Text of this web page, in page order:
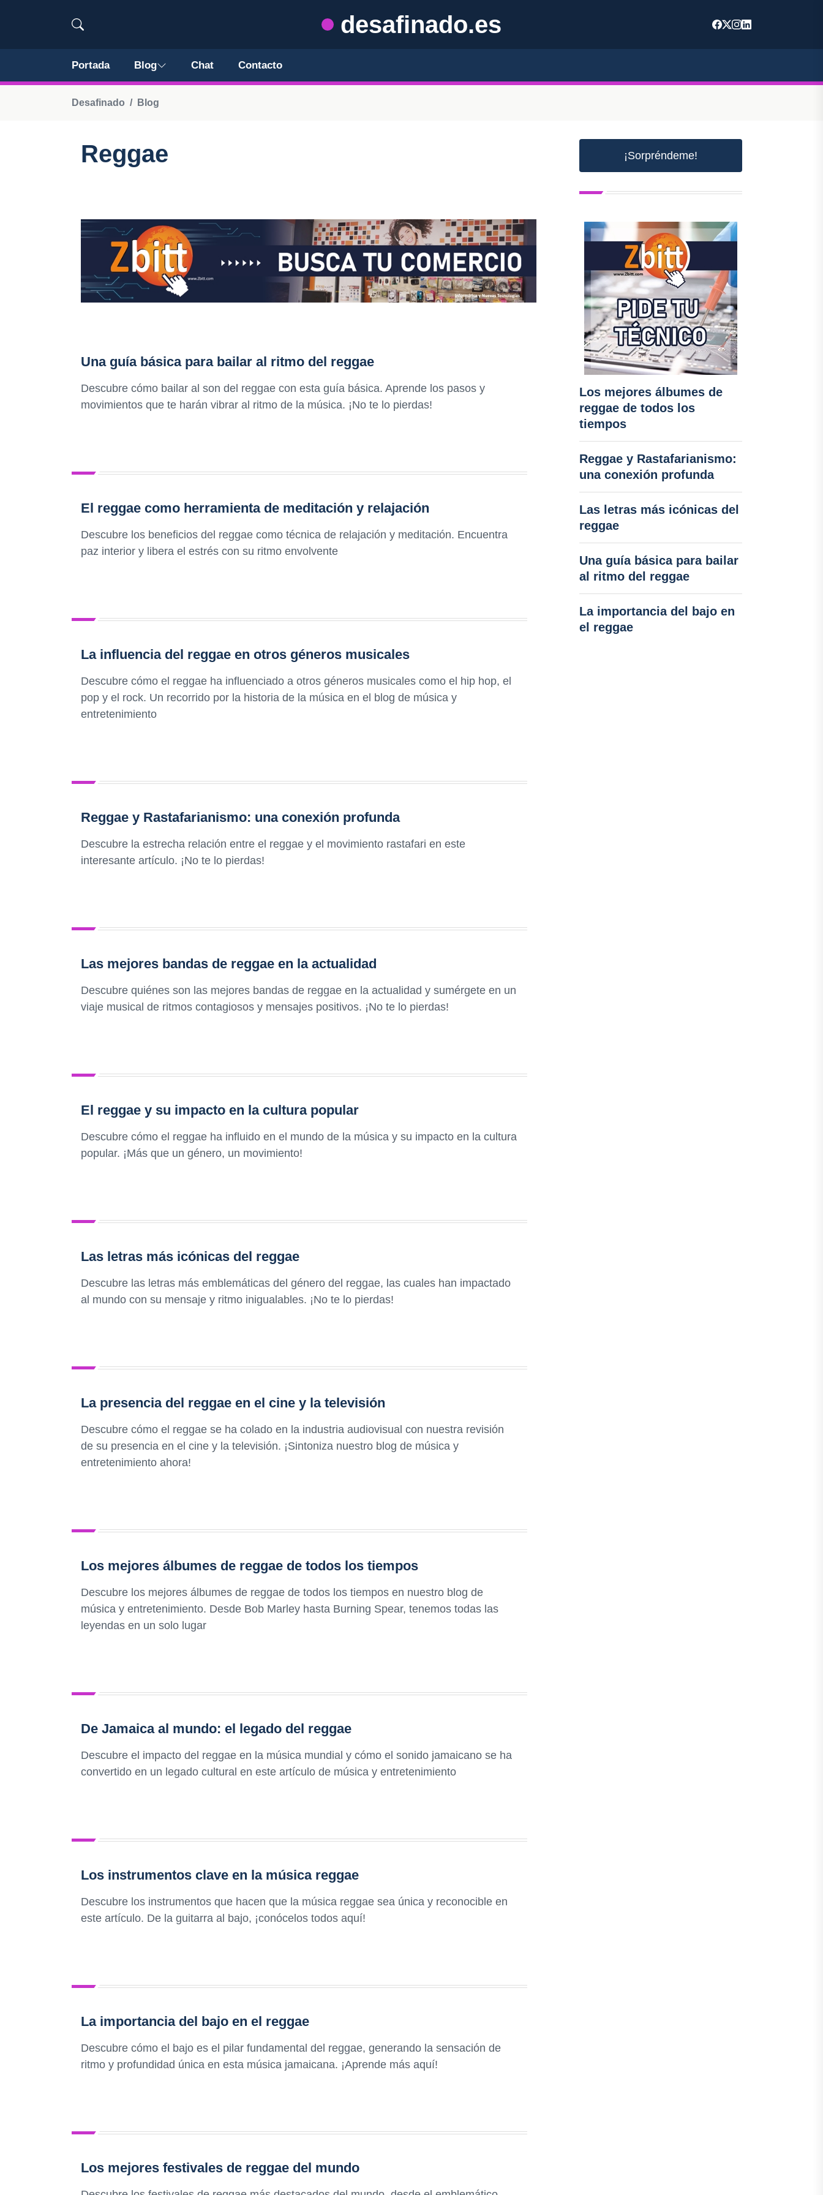
desafinado.es
Portada Blog Chat Contacto
Desafinado Blog
Reggae
Una guía básica para bailar al ritmo del reggae
Descubre cómo bailar al son del reggae con esta guía básica. Aprende los pasos y
movimientos que te harán vibrar al ritmo de la música. ¡No te lo pierdas!
El reggae como herramienta de meditación y relajación
Descubre los beneficios del reggae como técnica de relajación y meditación. Encuentra
paz interior y libera el estrés con su ritmo envolvente
La influencia del reggae en otros géneros musicales
Descubre cómo el reggae ha influenciado a otros géneros musicales como el hip hop, el
pop y el rock. Un recorrido por la historia de la música en el blog de música y
entretenimiento
Reggae y Rastafarianismo: una conexión profunda
Descubre la estrecha relación entre el reggae y el movimiento rastafari en este
interesante artículo. ¡No te lo pierdas!
Las mejores bandas de reggae en la actualidad
Descubre quiénes son las mejores bandas de reggae en la actualidad y sumérgete en un
viaje musical de ritmos contagiosos y mensajes positivos. ¡No te lo pierdas!
El reggae y su impacto en la cultura popular
Descubre cómo el reggae ha influido en el mundo de la música y su impacto en la cultura
popular. ¡Más que un género, un movimiento!
Las letras más icónicas del reggae
Descubre las letras más emblemáticas del género del reggae, las cuales han impactado
al mundo con su mensaje y ritmo inigualables. ¡No te lo pierdas!
La presencia del reggae en el cine y la televisión
Descubre cómo el reggae se ha colado en la industria audiovisual con nuestra revisión
de su presencia en el cine y la televisión. ¡Sintoniza nuestro blog de música y
entretenimiento ahora!
Los mejores álbumes de reggae de todos los tiempos
Descubre los mejores álbumes de reggae de todos los tiempos en nuestro blog de
música y entretenimiento. Desde Bob Marley hasta Burning Spear, tenemos todas las
leyendas en un solo lugar
De Jamaica al mundo: el legado del reggae
Descubre el impacto del reggae en la música mundial y cómo el sonido jamaicano se ha
convertido en un legado cultural en este artículo de música y entretenimiento
Los instrumentos clave en la música reggae
Descubre los instrumentos que hacen que la música reggae sea única y reconocible en
este artículo. De la guitarra al bajo, ¡conócelos todos aquí!
La importancia del bajo en el reggae
Descubre cómo el bajo es el pilar fundamental del reggae, generando la sensación de
ritmo y profundidad única en esta música jamaicana. ¡Aprende más aquí!
Los mejores festivales de reggae del mundo
¡Sorpréndeme!
Los mejores álbumes de
reggae de todos los
tiempos
Reggae y Rastafarianismo:
una conexión profunda
Las letras más icónicas del
reggae
Una guía básica para bailar
al ritmo del reggae
La importancia del bajo en
el reggae